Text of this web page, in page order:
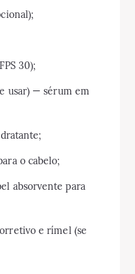
30);
usar) — sérum em
o cabelo;
absorvente para
e rímel (se